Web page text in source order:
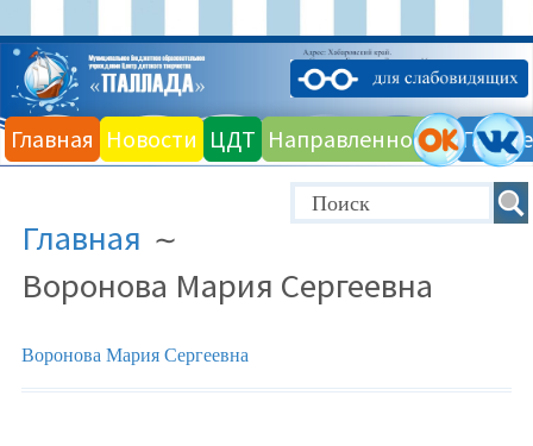
Главная Новости ЦДТ Направленности
Главная
Воронова Мария Сергеевна
Воронова Мария Сергеевна